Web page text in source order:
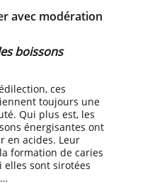
avec modération
boissons
ces
toujours une
Qui plus est, les
énergisantes ont
en acides. Leur
formation de caries
elles sont sirotées